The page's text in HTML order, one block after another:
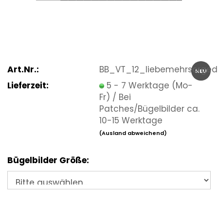
NEU
Art.Nr.:
Lieferzeit:
5 - 7 Werktage (Mo-
Fr) / Bei
Patches/Bügelbilder ca.
10-15 Werktage
(Ausland abweichend)
Bügelbilder Größe: